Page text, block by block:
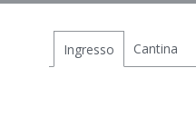
Ingresso Cantina